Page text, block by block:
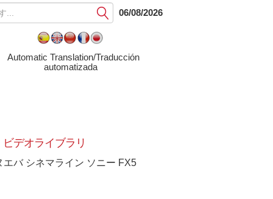
提
出
る
06/08/2026
Automatic Translation/Traducción
automatizada
ビデオライブラリ
エバ シネマライン ソニー FX5